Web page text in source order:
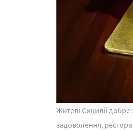
Жителі Сицилії добре
задоволення,